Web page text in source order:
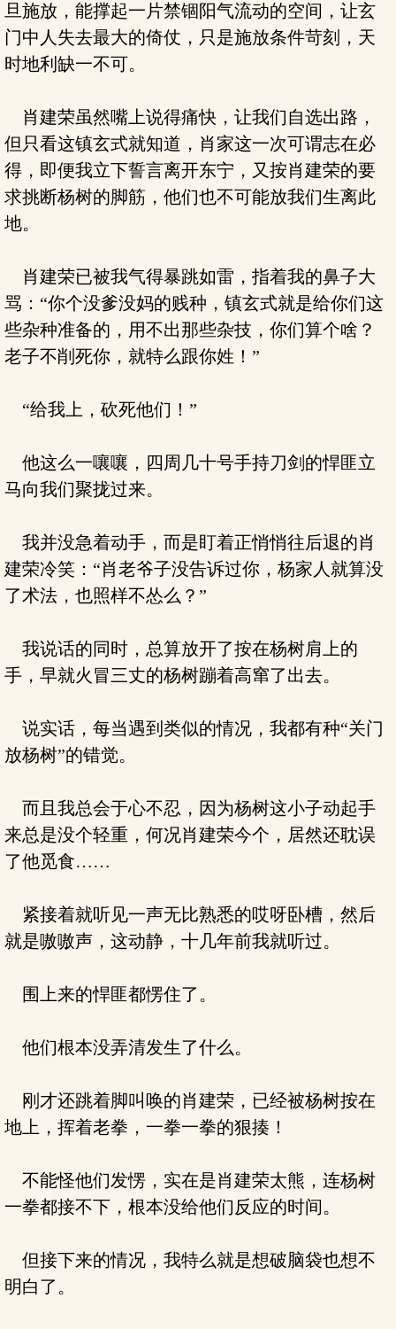
旦施放，能撑起一片禁锢阳气流动的空间，让玄
门中人失去最大的倚仗，只是施放条件苛刻，天
时地利缺一不可。
肖建荣虽然嘴上说得痛快，让我们自选出路，
但只看这镇玄式就知道，肖家这一次可谓志在必
得，即便我立下誓言离开东宁，又按肖建荣的要
求挑断杨树的脚筋，他们也不可能放我们生离此
地。
肖建荣已被我气得暴跳如雷，指着我的鼻子大
骂：“你个没爹没妈的贱种，镇玄式就是给你们这
些杂种准备的，用不出那些杂技，你们算个啥？
老子不削死你，就特么跟你姓！”
“给我上，砍死他们！”
他这么一嚷嚷，四周几十号手持刀剑的悍匪立
马向我们聚拢过来。
我并没急着动手，而是盯着正悄悄往后退的肖
建荣冷笑：“肖老爷子没告诉过你，杨家人就算没
了术法，也照样不怂么？”
我说话的同时，总算放开了按在杨树肩上的
手，早就火冒三丈的杨树蹦着高窜了出去。
说实话，每当遇到类似的情况，我都有种“关门
放杨树”的错觉。
而且我总会于心不忍，因为杨树这小子动起手
来总是没个轻重，何况肖建荣今个，居然还耽误
了他觅食……
紧接着就听见一声无比熟悉的哎呀卧槽，然后
就是嗷嗷声，这动静，十几年前我就听过。
围上来的悍匪都愣住了。
他们根本没弄清发生了什么。
刚才还跳着脚叫唤的肖建荣，已经被杨树按在
地上，挥着老拳，一拳一拳的狠揍！
不能怪他们发愣，实在是肖建荣太熊，连杨树
一拳都接不下，根本没给他们反应的时间。
但接下来的情况，我特么就是想破脑袋也想不
明白了。